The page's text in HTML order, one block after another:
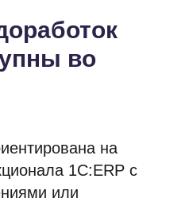
во
на
1С:ERP с
или